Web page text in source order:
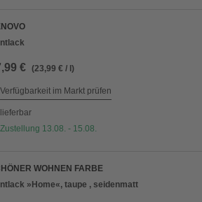
€ (23,99 € / l)
Verfügbarkeit im Markt prüfen
lieferbar
Zustellung 13.08. - 15.08.
WOHNEN FARBE
»Home«, taupe , seidenmatt